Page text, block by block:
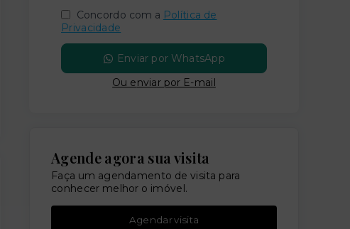
Concordo com a Política de
Privacidade
Enviar por WhatsApp
Ou enviar por E-mail
Agende agora sua visita
Faça um agendamento de visita para
conhecer melhor o imóvel.
Agendar visita